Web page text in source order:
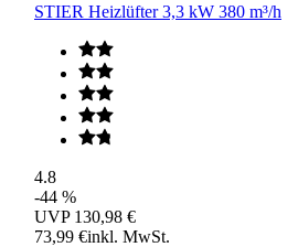
STIER Heizlüfter 3,3 kW 380 m³/h
4.8
-44 %
UVP 130,98 €
73,99 €inkl. MwSt.